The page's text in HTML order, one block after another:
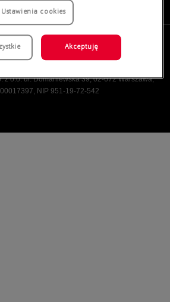
z o.o. ul. Domaniewska 39, 02-672 Warszawa,
NIP 951-19-72-542
Ustawienia cookies
Akceptuję